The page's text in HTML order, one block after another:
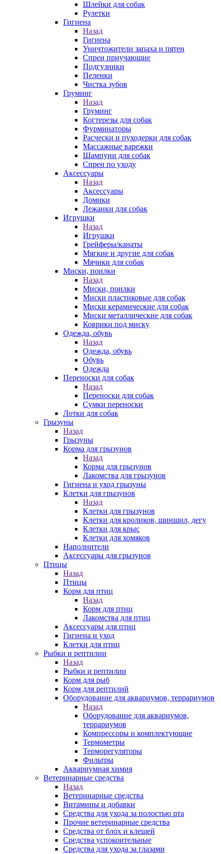
Шлейки для собак
Рулетки
Гигиена
Назад
Гигиена
Уничтожители запаха и пятен
Спреи приучающие
Подгузники
Пеленки
Чистка зубов
Груминг
Назад
Груминг
Когтерезы для собак
Фурминаторы
Расчески и пуходерки для собак
Массажные варежки
Шампуни для собак
Спреи по уходу
Аксессуары
Назад
Аксессуары
Домики
Лежанки для собак
Игрушки
Назад
Игрушки
Грейферы/канаты
Мягкие и другие для собак
Мячики для собак
Миски, поилки
Назад
Миски, поилки
Миски пластиковые для собак
Миски керамические для собак
Миски металлические для собак
Коврики под миску
Одежда, обувь
Назад
Одежда, обувь
Обувь
Одежда
Переноски для собак
Назад
Переноски для собак
Сумки переноски
Лотки для собак
Грызуны
Назад
Грызуны
Корма для грызунов
Назад
Корма для грызунов
Лакомства для грызунов
Гигиена и уход грызуны
Клетки для грызунов
Назад
Клетки для грызунов
Клетки для кроликов, шиншил, дегу
Клетки для крыс
Клетки для хомяков
Наполнители
Аксессуары для грызунов
Птицы
Назад
Птицы
Корм для птиц
Назад
Корм для птиц
Лакомства для птиц
Аксессуары для птиц
Гигиена и уход
Клетки для птиц
Рыбки и рептилии
Назад
Рыбки и рептилии
Корм для рыб
Корм для рептилий
Оборудование для аквариумов, террариумов
Назад
Оборудование для аквариумов,
террариумов
Компрессоры и комплектующие
Термометры
Терморегуляторы
Фильтры
Аквариумная химия
Ветеринарные средства
Назад
Ветеринарные средства
Витамины и добавки
Средства для ухода за полостью рта
Прочие ветеринарные средства
Средства от блох и клещей
Средства успокоительные
Средства для ухода за глазами